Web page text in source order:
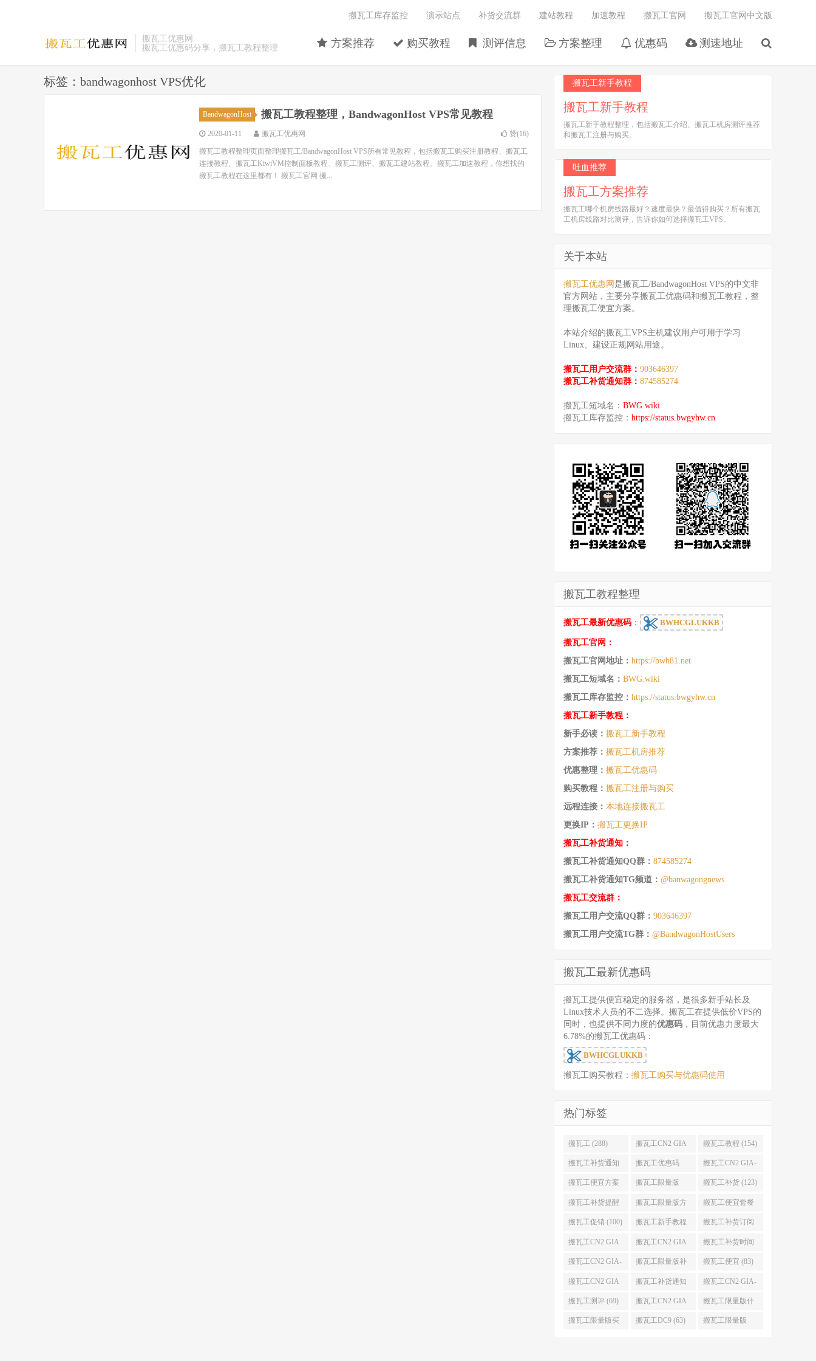
搬瓦工优惠网
搬瓦工优惠码分享，搬瓦工教程整理
方案推荐 购买教程 测评信息 方案整理 优惠码 测速地址
搬瓦工库存监控 演示站点 补货交流群 建站教程 加速教程 搬瓦工官网 搬瓦工官网中文版
标签：bandwagonhost VPS优化
BandwagonHost 搬瓦工教程整理，BandwagonHost VPS常见教程
2020-01-11 搬瓦工优惠网 赞(16)
搬瓦工教程整理页面整理搬瓦工/BandwagonHost VPS所有常见教程，包括搬瓦工购买注册教程、搬瓦工
连接教程、搬瓦工KiwiVM控制面板教程、搬瓦工测评、搬瓦工建站教程、搬瓦工加速教程，你想找的
搬瓦工教程在这里都有！ 搬瓦工官网 搬...
搬瓦工新手教程
搬瓦工新手教程
搬瓦工新手教程整理，包括搬瓦工介绍、搬瓦工机房测评推荐
和搬瓦工注册与购买。
吐血推荐
搬瓦工方案推荐
搬瓦工哪个机房线路最好？速度最快？最值得购买？所有搬瓦
工机房线路对比测评，告诉你如何选择搬瓦工VPS。
关于本站
搬瓦工优惠网 是搬瓦工/BandwagonHost VPS的中文非
官方网站，主要分享搬瓦工优惠码和搬瓦工教程，整
理搬瓦工便宜方案。
本站介绍的搬瓦工VPS主机建议用户可用于学习
Linux、建设正规网站用途。
搬瓦工用户交流群： 903646397
搬瓦工补货通知群： 874585274
搬瓦工短域名： BWG.wiki
搬瓦工库存监控： https://status.bwgyhw.cn
搬瓦工教程整理
搬瓦工最新优惠码 ： BWHCGLUKKB
搬瓦工官网：
搬瓦工官网地址： https://bwh81.net
搬瓦工短域名： BWG.wiki
搬瓦工库存监控： https://status.bwgyhw.cn
搬瓦工新手教程：
新手必读： 搬瓦工新手教程
方案推荐： 搬瓦工机房推荐
优惠整理： 搬瓦工优惠码
购买教程： 搬瓦工注册与购买
远程连接： 本地连接搬瓦工
更换IP： 搬瓦工更换IP
搬瓦工补货通知：
搬瓦工补货通知QQ群： 874585274
搬瓦工补货通知TG频道： @banwagongnews
搬瓦工交流群：
搬瓦工用户交流QQ群： 903646397
搬瓦工用户交流TG群： @BandwagonHostUsers
搬瓦工最新优惠码
搬瓦工提供便宜稳定的服务器，是很多新手站长及
Linux技术人员的不二选择。搬瓦工在提供低价VPS的
同时，也提供不同力度的优惠码 ，目前优惠力度最大
6.78%的搬瓦工优惠码：
BWHCGLUKKB
搬瓦工购买教程： 搬瓦工购买与优惠码使用
热门标签
搬瓦工 (288) 搬瓦工CN2 GIA
(176)
搬瓦工教程 (154)
搬瓦工补货通知
(132)
搬瓦工优惠码
(131)
搬瓦工CN2 GIA-
E (130)
搬瓦工便宜方案
(128)
搬瓦工限量版
(126)
搬瓦工补货 (123)
搬瓦工补货提醒
(106)
搬瓦工限量版方
案 (106)
搬瓦工便宜套餐
(103)
搬瓦工促销 (100) 搬瓦工新手教程
(98)
搬瓦工补货订阅
(98)
搬瓦工CN2 GIA
便宜方案 (92)
搬瓦工CN2 GIA
限量版 (90)
搬瓦工补货时间
(89)
搬瓦工CN2 GIA-
E限量版 (84)
搬瓦工限量版补
货 (84)
搬瓦工便宜 (83)
搬瓦工CN2 GIA
优惠 (82)
搬瓦工补货通知
QQ群 (76)
搬瓦工CN2 GIA-
E便宜套餐 (76)
搬瓦工测评 (69) 搬瓦工CN2 GIA
限量版补货 (67)
搬瓦工限量版什
么时候补货 (67)
搬瓦工限量版买 搬瓦工DC9 (63) 搬瓦工限量版